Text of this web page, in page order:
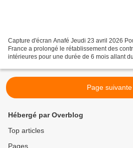
Capture d'écran Anafé Jeudi 23 avril 2026
France a prolongé le rétablissement des
intérieures pour une durée de 6 mois allant
Page
Hébergé par Overblog
Top articles
Pages